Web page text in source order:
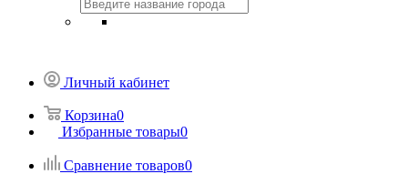
Личный кабинет
Корзина0
Избранные товары0
Сравнение товаров0